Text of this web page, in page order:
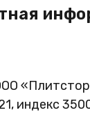
индекс